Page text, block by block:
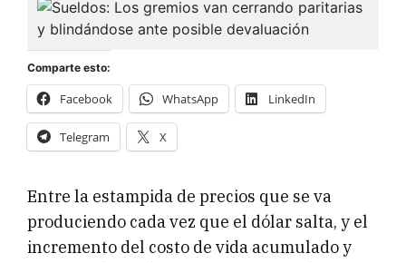
Comparte esto:
Facebook WhatsApp LinkedIn
Telegram X
Entre la estampida de precios que se va
produciendo cada vez que el dólar salta, y el
incremento del costo de vida acumulado y